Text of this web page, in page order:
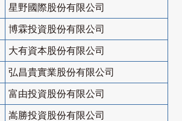
星野國際股份有限公司
博霖投資股份有限公司
大有資本股份有限公司
弘昌貴實業股份有限公司
富由投資股份有限公司
嵩勝投資股份有限公司